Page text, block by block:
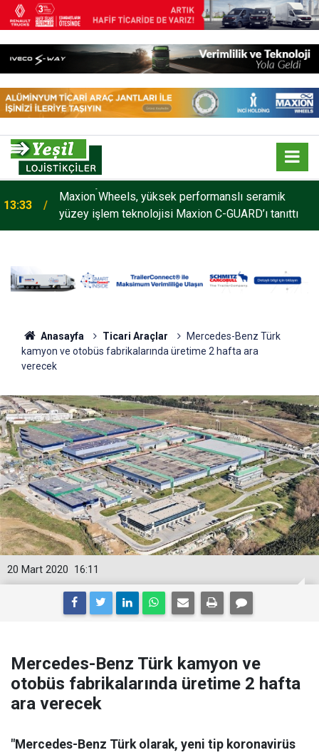
13:33
Maxion Wheels, yüksek performanslı seramik
yüzey işlem teknolojisi Maxion C-GUARD’ı tanıttı
Anasayfa Ticari Araçlar
Mercedes-Benz Türk
kamyon ve otobüs fabrikalarında üretime 2 hafta ara
verecek
16:11
20 Mart 2020
Mercedes-Benz Türk kamyon ve
otobüs fabrikalarında üretime 2 hafta
ara verecek
"Mercedes-Benz Türk olarak, yeni tip koronavirüs